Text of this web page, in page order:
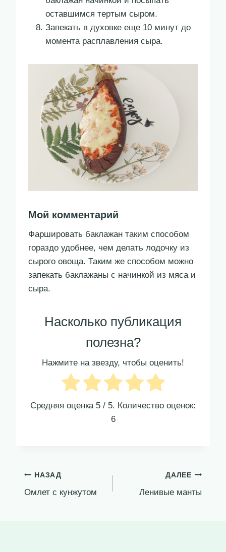
оставшимся тертым сыром.
Запекать в духовке еще 10 минут до
момента расплавления сыра.
Мой комментарий
Фаршировать баклажан таким способом
гораздо удобнее, чем делать лодочку из
сырого овоща. Таким же способом можно
запекать баклажаны с начинкой из мяса и
сыра.
Насколько публикация
полезна?
Нажмите на звезду, чтобы оценить!
Средняя оценка 5 / 5. Количество оценок:
6
Навигация
по
НАЗАД
Омлет с кунжутом
ДАЛЕЕ
Ленивые манты